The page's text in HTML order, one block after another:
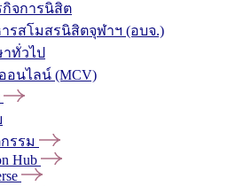
จการนิสิต
รสโมสรนิสิตจุฬาฯ (อบจ.)
ทั่วไป
อนไลน์ (MCV)
รรม
Hub